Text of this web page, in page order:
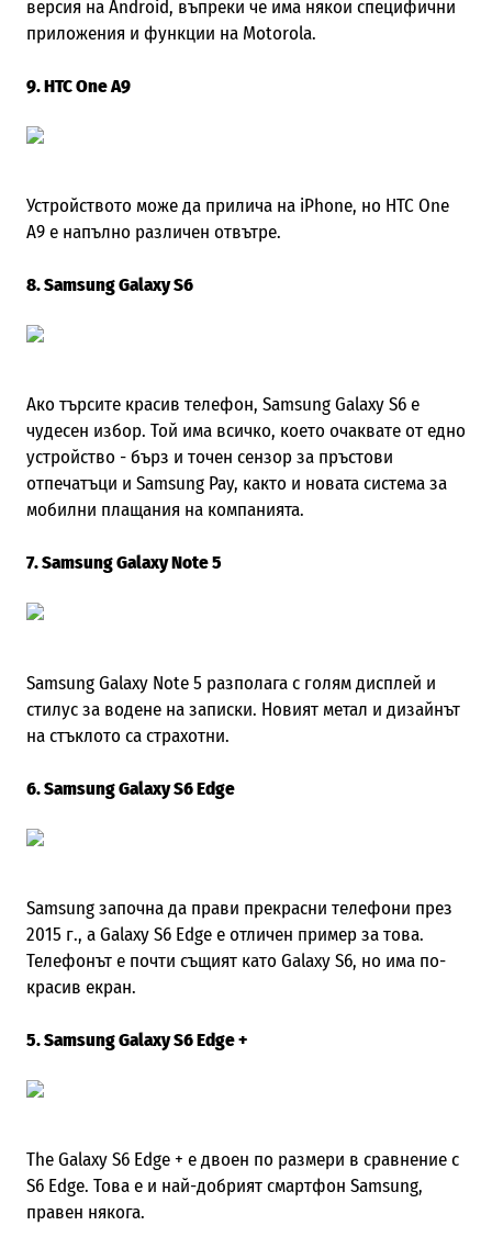
версия на Android, въпреки че има някои специфични
приложения и функции на Motorola.
9. HTC One A9
Устройството може да прилича на iPhone, но HTC One
A9 е напълно различен отвътре.
8. Samsung Galaxy S6
Ако търсите красив телефон, Samsung Galaxy S6 е
чудесен избор. Той има всичко, което очаквате от едно
устройство - бърз и точен сензор за пръстови
отпечатъци и Samsung Pay, както и новата система за
мобилни плащания на компанията.
7. Samsung Galaxy Note 5
Samsung Galaxy Note 5 разполага с голям дисплей и
стилус за водене на записки. Новият метал и дизайнът
на стъклото са страхотни.
6. Samsung Galaxy S6 Edge
Samsung започна да прави прекрасни телефони през
2015 г., а Galaxy S6 Edge е отличен пример за това.
Телефонът е почти същият като Galaxy S6, но има по-
красив екран.
5. Samsung Galaxy S6 Edge +
The Galaxy S6 Edge + е двоен по размери в сравнение с
S6 Edge. Това е и най-добрият смартфон Samsung,
правен някога.